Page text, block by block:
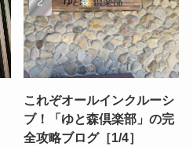
これぞオールインクルーシ
ブ！「ゆと森倶楽部」の完
全攻略ブログ［1/4］